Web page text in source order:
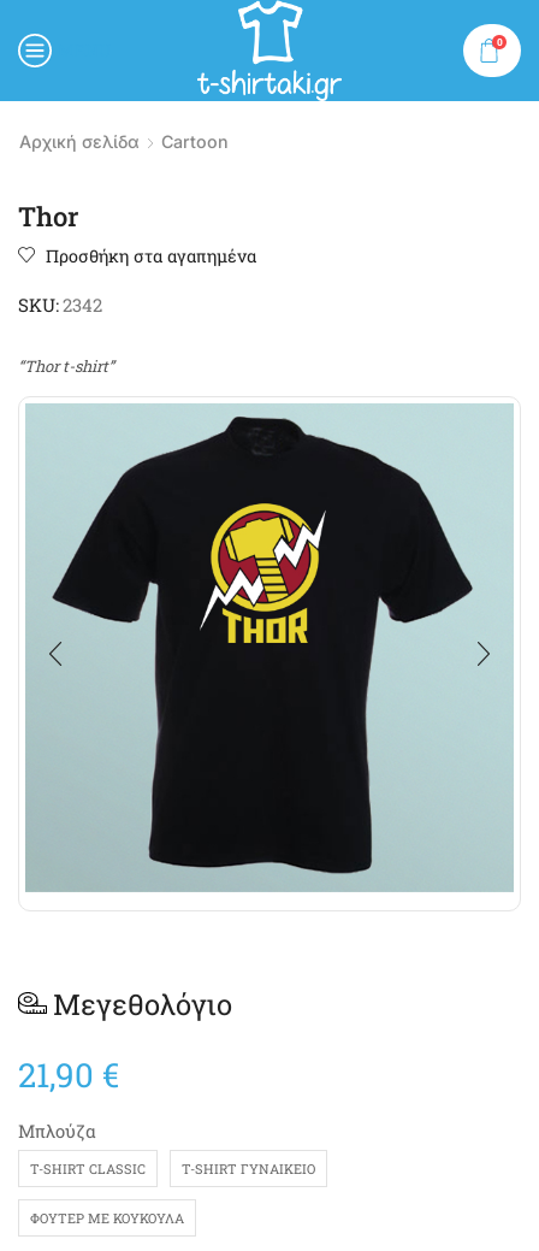
0
Αρχική σελίδα Cartoon
Thor
Προσθήκη στα αγαπημένα
SKU:2342
“Thor t-shirt”
Μεγεθολόγιο
21,90 €
Μπλούζα
T-SHIRT CLASSIC T-SHIRT ΓΥΝΑΙΚΕΊΟ
ΦΟΎΤΕΡ ΜΕ ΚΟΥΚΟΎΛΑ